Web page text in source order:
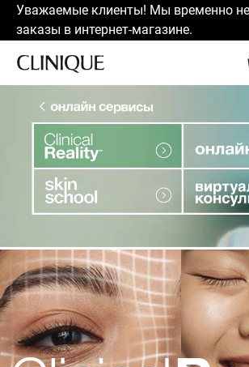
Уважаемые клиенты! Мы временно
заказы в интернет-магазине.